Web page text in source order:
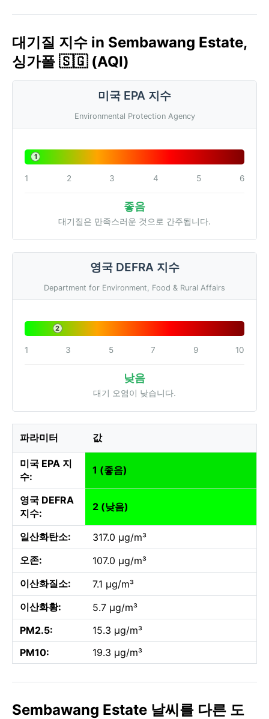
대기질 지수 in Sembawang Estate,
싱가폴 🇸🇬 (AQI)
미국 EPA 지수
Environmental Protection Agency
1
1 2 3 4 5 6
좋음
대기질은 만족스러운 것으로 간주됩니다.
영국 DEFRA 지수
Department for Environment, Food & Rural Affairs
2
1 3 5 7 9 10
낮음
대기 오염이 낮습니다.
파라미터 값
미국 EPA 지
수:
1 (좋음)
영국 DEFRA
지수:
2 (낮음)
일산화탄소:
317.0 µg/m³
오존:
107.0 µg/m³
이산화질소:
7.1 µg/m³
이산화황:
5.7 µg/m³
PM2.5:
15.3 µg/m³
PM10:
19.3 µg/m³
Sembawang Estate 날씨를 다른 도